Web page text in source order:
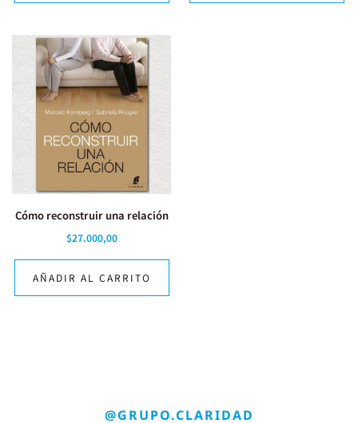
Cómo reconstruir una relación
$27.000,00
AÑADIR AL CARRITO
@GRUPO.CLARIDAD